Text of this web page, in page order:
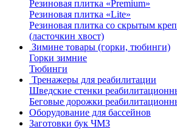
Резиновая плитка «Premium»
Резиновая плитка «Lite»
Резиновая плитка со скрытым
(ласточкин хвост)
Зимине товары (горки, тюбинги)
Горки зимние
Тюбинги
Тренажеры для реабилитации
Шведские стенки
Беговые дорожки
Оборудование для бассейнов
Заготовки бук ЧМЗ